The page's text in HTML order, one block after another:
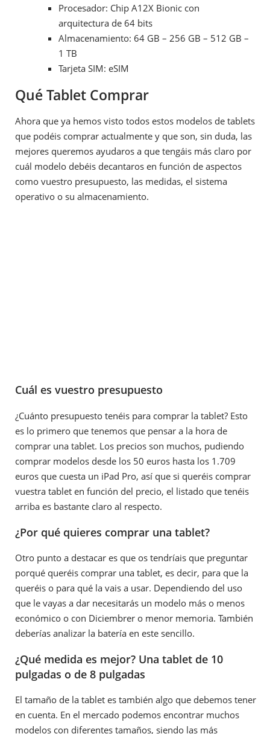
Procesador: Chip A12X Bionic con
arquitectura de 64 bits
Almacenamiento: 64 GB – 256 GB – 512 GB –
1 TB
Tarjeta SIM: eSIM
Qué Tablet Comprar
Ahora que ya hemos visto todos estos modelos de tablets
que podéis comprar actualmente y que son, sin duda, las
mejores queremos ayudaros a que tengáis más claro por
cuál modelo debéis decantaros en función de aspectos
como vuestro presupuesto, las medidas, el sistema
operativo o su almacenamiento.
Cuál es vuestro presupuesto
¿Cuánto presupuesto tenéis para comprar la tablet? Esto
es lo primero que tenemos que pensar a la hora de
comprar una tablet. Los precios son muchos, pudiendo
comprar modelos desde los 50 euros hasta los 1.709
euros que cuesta un iPad Pro, así que si queréis comprar
vuestra tablet en función del precio, el listado que tenéis
arriba es bastante claro al respecto.
¿Por qué quieres comprar una tablet?
Otro punto a destacar es que os tendríais que preguntar
porqué queréis comprar una tablet, es decir, para que la
queréis o para qué la vais a usar. Dependiendo del uso
que le vayas a dar necesitarás un modelo más o menos
económico o con Diciembrer o menor memoria. También
deberías analizar la batería en este sencillo.
¿Qué medida es mejor? Una tablet de 10
pulgadas o de 8 pulgadas
El tamaño de la tablet es también algo que debemos tener
en cuenta. En el mercado podemos encontrar muchos
modelos con diferentes tamaños, siendo las más